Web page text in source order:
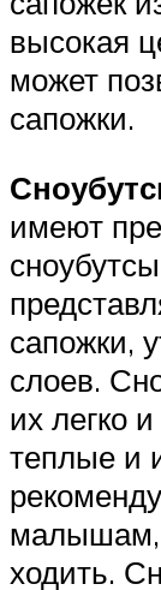
высокая
может
сапожки.
имеют
сапожки,
слоев.
их легко
теплые и
малышам,
ходить.